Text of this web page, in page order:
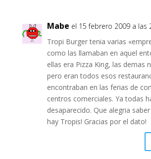
Mabe el 15 febrero 2009 a las
Tropi Burger tenia varias
como las llamaban en aquel
ellas era Pizza King, las demas
pero eran todos esos
encontraban en las ferias de
centros comerciales. Ya todas
desaparecido. Que alegria
hay Tropis! Gracias por el dato!